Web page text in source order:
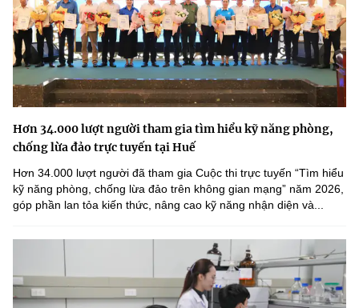
Hơn 34.000 lượt người tham gia tìm hiểu kỹ năng phòng,
chống lừa đảo trực tuyến tại Huế
Hơn 34.000 lượt người đã tham gia Cuộc thi trực tuyến “Tìm hiểu
kỹ năng phòng, chống lừa đảo trên không gian mạng” năm 2026,
góp phần lan tỏa kiến thức, nâng cao kỹ năng nhận diện và...